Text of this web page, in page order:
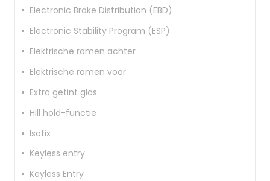
Electronic Brake Distribution (EBD)
Electronic Stability Program (ESP)
Elektrische ramen achter
Elektrische ramen voor
Extra getint glas
Hill hold-functie
Isofix
Keyless entry
Keyless Entry